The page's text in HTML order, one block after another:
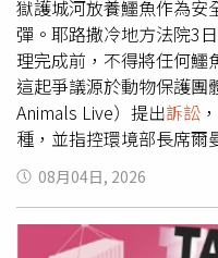
無比光榮，因此合成「柯
子於台北地院審理期間否
利，PO照動機是討論新
罪判決出爐後，檢方未上
辯，到了今年6月改口認
刑，再也不爭執犯罪事實
居的看法，她具狀表達
感歉疚，但並未「公開
施，她因本案遭受不少壓
件所判決的金額5千元，
獄護城河放養鱷魚作為安
彈。耶路撒冷地方法院3
理完成前，不得將任何鱷
這起爭議源於動物保護
Animals Live）提出訴訟
種，並指控環境部長席爾
自然與公園管理局的專
席爾曼上月已將尼羅鱷
物」，為將鱷魚引進以
Prison）周圍、正在興
08月04日, 2026